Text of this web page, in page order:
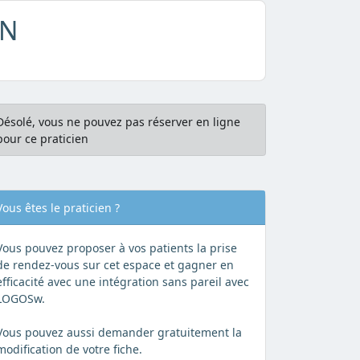
vous ne pouvez pas réserver en ligne
ce praticien
êtes le praticien ?
pouvez proposer à vos patients la prise
rendez-vous sur cet espace et gagner en
avec une intégration sans pareil avec
pouvez aussi demander gratuitement la
de votre fiche.